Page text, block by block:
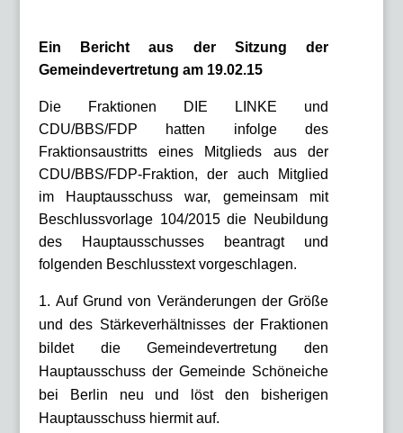
Ein Bericht aus der Sitzung der
Gemeindevertretung am 19.02.15
Die Fraktionen DIE LINKE und
CDU/BBS/FDP hatten infolge des
Fraktionsaustritts eines Mitglieds aus der
CDU/BBS/FDP-Fraktion, der auch Mitglied
im Hauptausschuss war, gemeinsam mit
Beschlussvorlage 104/2015 die Neubildung
des Hauptausschusses beantragt und
folgenden Beschlusstext vorgeschlagen.
Auf Grund von Veränderungen der Größe
und des Stärkeverhältnisses der Fraktionen
bildet die Gemeindevertretung den
Hauptausschuss der Gemeinde Schöneiche
bei Berlin neu und löst den bisherigen
Hauptausschuss hiermit auf.